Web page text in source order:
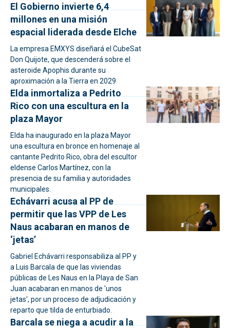
El Gobierno invierte 6,4
millones en una misión
espacial liderada desde Elche
La empresa EMXYS diseñará el CubeSat
Don Quijote, que descenderá sobre el
asteroide Apophis durante su
aproximación a la Tierra en 2029
Elda inmortaliza a Pedrito
Rico con una escultura en la
plaza Mayor
Elda ha inaugurado en la plaza Mayor
una escultura en bronce en homenaje al
cantante Pedrito Rico, obra del escultor
eldense Carlos Martínez, con la
presencia de su familia y autoridades
municipales.
Echávarri acusa al PP de
permitir que las VPP de Les
Naus acabaran en manos de
‘jetas’
Gabriel Echávarri responsabiliza al PP y
a Luis Barcala de que las viviendas
públicas de Les Naus en la Playa de San
Juan acabaran en manos de 'unos
jetas', por un proceso de adjudicación y
reparto que tilda de enturbiado.
Barcala se niega a acudir a la